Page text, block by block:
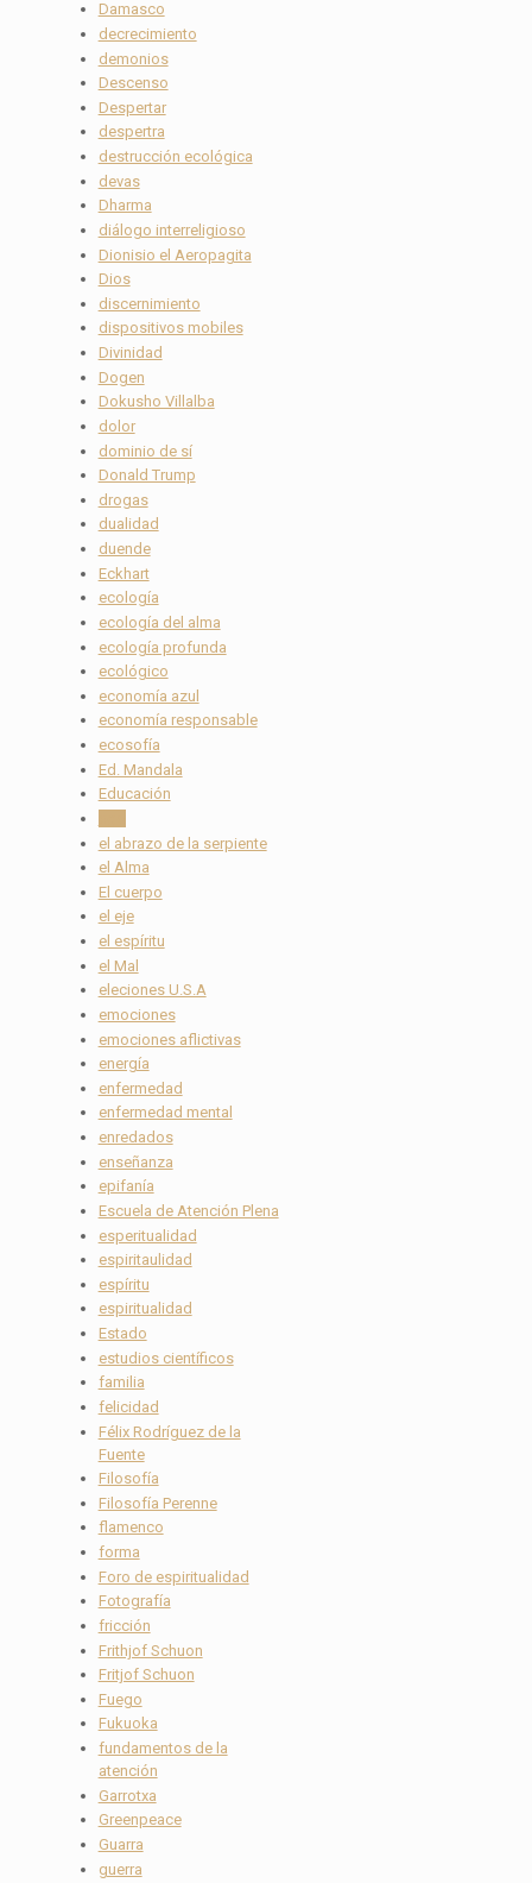
Damasco
decrecimiento
demonios
Descenso
Despertar
despertra
destrucción ecológica
devas
Dharma
diálogo interreligioso
Dionisio el Aeropagita
Dios
discernimiento
dispositivos mobiles
Divinidad
Dogen
Dokusho Villalba
dolor
dominio de sí
Donald Trump
drogas
dualidad
duende
Eckhart
ecología
ecología del alma
ecología profunda
ecológico
economía azul
economía responsable
ecosofía
Ed. Mandala
Educación
el abrazo de la serpiente
el Alma
El cuerpo
el eje
el espíritu
el Mal
eleciones U.S.A
emociones
emociones aflictivas
energía
enfermedad
enfermedad mental
enredados
enseñanza
epifanía
Escuela de Atención Plena
esperitualidad
espiritaulidad
espíritu
espiritualidad
Estado
estudios científicos
familia
felicidad
Félix Rodríguez de la
Fuente
Filosofía
Filosofía Perenne
flamenco
forma
Foro de espiritualidad
Fotografía
fricción
Frithjof Schuon
Fritjof Schuon
Fuego
Fukuoka
fundamentos de la
atención
Garrotxa
Greenpeace
Guarra
guerra